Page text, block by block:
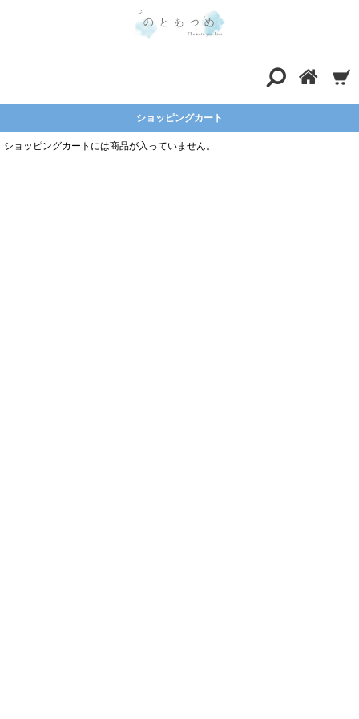
ショッピングカート
ショッピングカートには商品が入っていません。